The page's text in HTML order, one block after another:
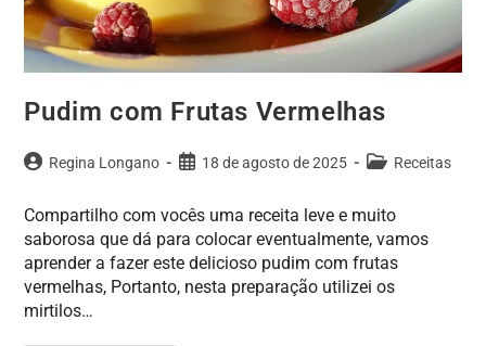
Pudim com Frutas Vermelhas
Regina Longano 18 de agosto de 2025 Receitas
Compartilho com vocês uma receita leve e muito
saborosa que dá para colocar eventualmente, vamos
aprender a fazer este delicioso pudim com frutas
vermelhas, Portanto, nesta preparação utilizei os
mirtilos…